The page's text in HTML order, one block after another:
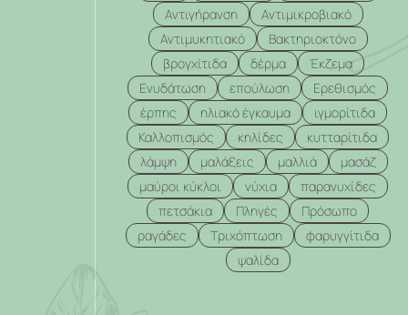
Αντιγήρανση
Αντιμικροβιακό
Αντιμυκητιακό
Βακτηριοκτόνο
βρογχίτιδα
δέρμα
Έκζεμα
Ενυδάτωση
επούλωση
Ερεθισμός
έρπης
ηλιακό έγκαυμα
ιγμορίτιδα
Καλλοπισμός
κηλίδες
κυτταρίτιδα
λάμψη
μαλάξεις μαλλιά
μασάζ
μαύροι κύκλοι
νύχια
παρανυχίδες
πετσάκια
Πληγές
Πρόσωπο
ραγάδες
Τριχόπτωση
φαρυγγίτιδα
ψαλίδα